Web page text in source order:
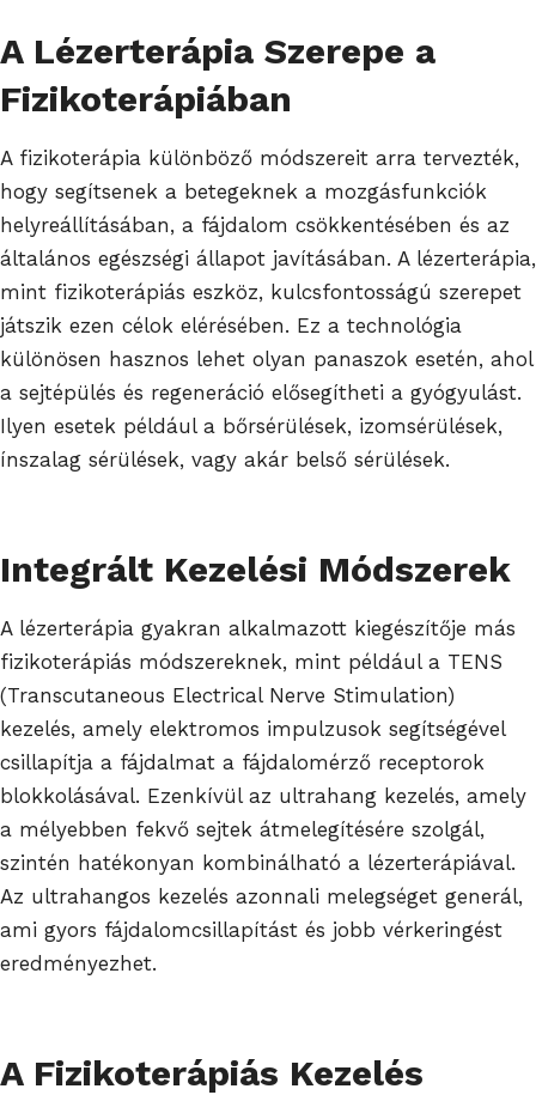
A Lézerterápia Szerepe a
Fizikoterápiában
A fizikoterápia különböző módszereit arra tervezték,
hogy segítsenek a betegeknek a mozgásfunkciók
helyreállításában, a fájdalom csökkentésében és az
általános egészségi állapot javításában. A lézerterápia,
mint fizikoterápiás eszköz, kulcsfontosságú szerepet
játszik ezen célok elérésében. Ez a technológia
különösen hasznos lehet olyan panaszok esetén, ahol
a sejtépülés és regeneráció elősegítheti a gyógyulást.
Ilyen esetek például a bőrsérülések, izomsérülések,
ínszalag sérülések, vagy akár belső sérülések.
Integrált Kezelési Módszerek
A lézerterápia gyakran alkalmazott kiegészítője más
fizikoterápiás módszereknek, mint például a TENS
(Transcutaneous Electrical Nerve Stimulation)
kezelés, amely elektromos impulzusok segítségével
csillapítja a fájdalmat a fájdalomérző receptorok
blokkolásával. Ezenkívül az ultrahang kezelés, amely
a mélyebben fekvő sejtek átmelegítésére szolgál,
szintén hatékonyan kombinálható a lézerterápiával.
Az ultrahangos kezelés azonnali melegséget generál,
ami gyors fájdalomcsillapítást és jobb vérkeringést
eredményezhet.
A Fizikoterápiás Kezelés